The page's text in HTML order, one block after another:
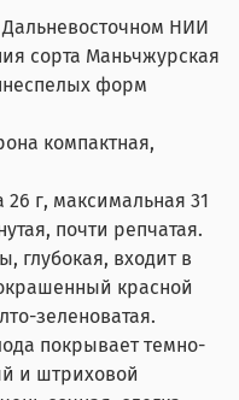
НИИ
сорта Маньчжурская
форм
компактная,
г, максимальная 31
почти репчатая.
глубокая, входит в
красной
зеленоватая.
покрывает темно-
и штриховой